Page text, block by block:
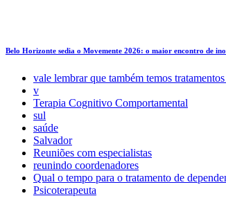
Belo Horizonte sedia o Movemente 2026: o maior encontro de
vale lembrar que também temos
v
Terapia Cognitivo Comportamental
sul
saúde
Salvador
Reuniões com especialistas
reunindo coordenadores
Qual o tempo para o tratamento de
Psicoterapeuta